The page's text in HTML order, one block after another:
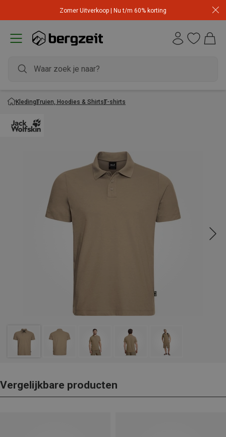
Zomer Uitverkoop | Nu t/m 60% korting
KledingTruien, Hoodies & ShirtsT-shirts
Vergelijkbare producten